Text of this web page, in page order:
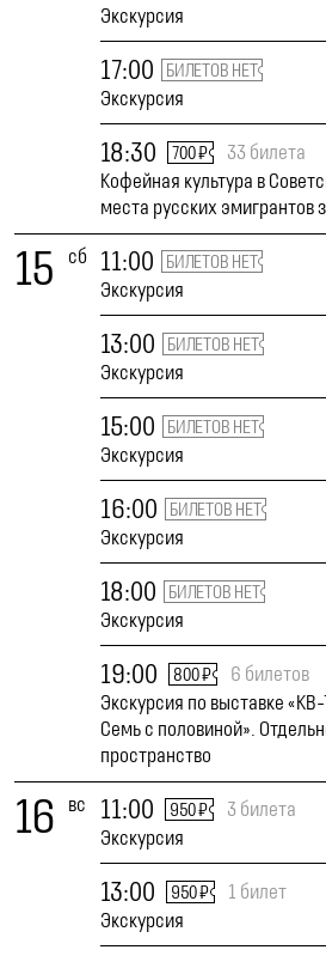
Экскурсия
17:00 БИЛЕТОВ НЕТ
Экскурсия
18:30 700 ₽
33 билета
Кофейная культура в
места русских эмигрантов
15 сб 11:00 БИЛЕТОВ НЕТ
Экскурсия
13:00 БИЛЕТОВ НЕТ
Экскурсия
15:00 БИЛЕТОВ НЕТ
Экскурсия
16:00 БИЛЕТОВ НЕТ
Экскурсия
18:00 БИЛЕТОВ НЕТ
Экскурсия
19:00 800 ₽
6 билетов
Экскурсия по выставке
Семь с половиной».
пространство
16 вс 11:00 950 ₽
3 билета
Экскурсия
13:00 950 ₽
1 билет
Экскурсия